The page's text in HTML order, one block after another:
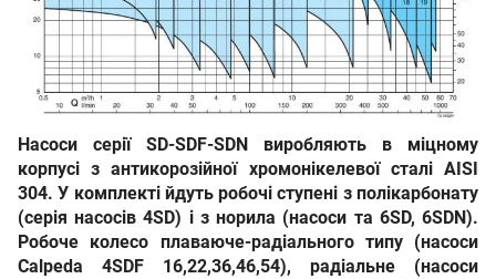
Насоси серії SD-SDF-SDN виробляють в міцному
корпусі з антикорозійної хромонікелевої сталі AISI
304. У комплекті йдуть робочі ступені з полікарбонату
(серія насосів 4SD) і з норила (насоси та 6SD, 6SDN).
Робоче колесо плаваюче-радіального типу (насоси
Calpeda 4SDF 16,22,36,46,54), радіальне (насоси